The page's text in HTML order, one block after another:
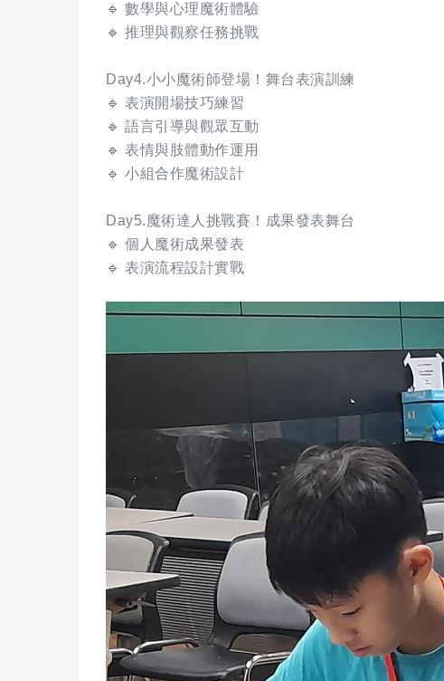
🔹 數學與心理魔術體驗
🔹 推理與觀察任務挑戰
Day4.小小魔術師登場！舞台表演訓練
🔹 表演開場技巧練習
🔹 語言引導與觀眾互動
🔹 表情與肢體動作運用
🔹 小組合作魔術設計
Day5.魔術達人挑戰賽！成果發表舞台
🔹 個人魔術成果發表
🔹 表演流程設計實戰